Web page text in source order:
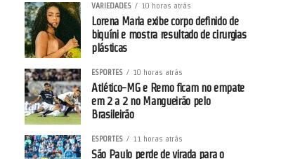
VARIEDADES 10 horas atrás
Lorena Maria exibe corpo definido de
biquíni e mostra resultado de cirurgias
plásticas
ESPORTES 10 horas atrás
Atlético-MG e Remo ficam no empate
em 2 a 2 no Mangueirão pelo
Brasileirão
ESPORTES 11 horas atrás
São Paulo perde de virada para o